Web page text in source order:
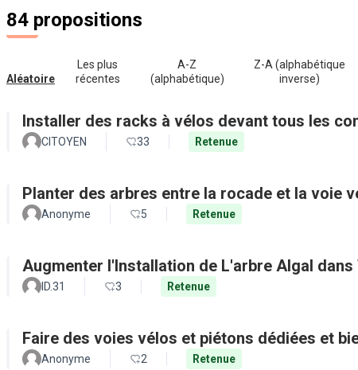
84 propositions
Aléatoire
Les plus
récentes
A-Z
(alphabétique)
Z-A (alphabétique
inverse)
Installer des racks à vélos devant tous les
CITOYEN 33 Retenue
Planter des arbres entre la rocade et la voie
Anonyme 5 Retenue
Augmenter l'Installation de L'arbre Algal dans
ID.31 3 Retenue
Faire des voies vélos et piétons dédiées et
Anonyme 2 Retenue